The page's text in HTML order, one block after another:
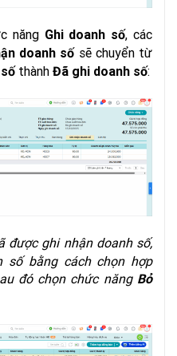
năng Ghi doanh số, các
doanh sốsẽ chuyển từ
thành Đã ghi doanh số:
được ghi nhận doanh số,
số bằng cách chọn hợp
đó chọn chức năng Bỏ